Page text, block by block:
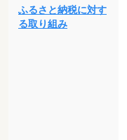
ふるさと納税に対す
る取り組み